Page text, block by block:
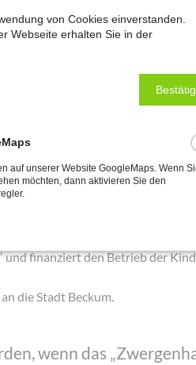
einer anderen
öffentlichen Kindertagesstätte
für Ihr Kind.
und finanziert den Betrieb der
die Stadt Beckum.
wenn das
von Cookies einverstanden.
Webseite erhalten Sie in der
auf unserer Website GoogleMaps. Wenn
möchten, dann aktivieren Sie den